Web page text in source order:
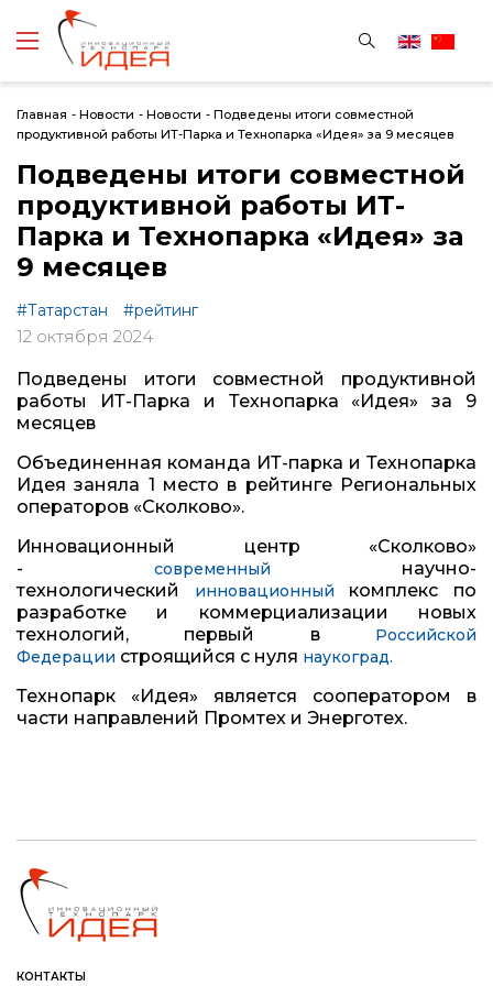
Главная - Новости - Новости - Подведены итоги совместной
продуктивной работы ИТ-Парка и Технопарка «Идея» за 9 месяцев
Подведены итоги совместной
продуктивной работы ИТ-
Парка и Технопарка «Идея» за
9 месяцев
#Татарстан #рейтинг
12 октября 2024
Подведены итоги совместной продуктивной
работы ИТ-Парка и Технопарка «Идея» за 9
месяцев
Объединенная команда ИТ-парка и Технопарка
Идея заняла 1 место в рейтинге Региональных
операторов «Сколково».
Инновационный центр «Сколково»
- современный научно-
технологический
инновационный комплекс по
разработке и коммерциализации новых
технологий, первый в Российской
Федерации строящийся с нуля наукоград.
Технопарк «Идея» является сооператором в
части направлений Промтех и Энерготех.
КОНТАКТЫ